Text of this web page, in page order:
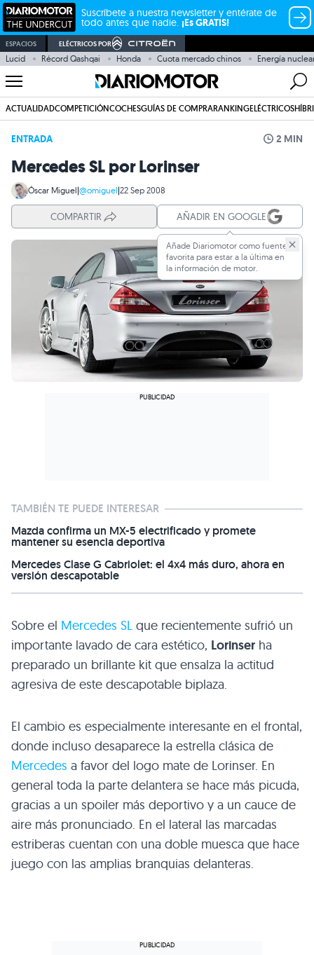
Suscríbete a nuestra newsletter y entérate de
todo antes que nadie. ¡Es GRATIS!
ESPACIOS ELÉCTRICOS POR
Lucid Récord Qashqai Honda Cuota mercado chinos Energía
ACTUALIDADCOMPETICIÓNCOCHESGUÍAS DE COMPRARANKINGELÉCTRICOS
ENTRADA 2 MIN
Mercedes SL por Lorinser
Óscar Miguel|@omiguel|22 Sep 2008
COMPARTIR AÑADIR EN GOOGLE
Añade Diariomotor como fuente
favorita para estar a la última en
la información de motor.
TAMBIÉN TE PUEDE INTERESAR
Mazda confirma un MX-5 electrificado y promete
mantener su esencia deportiva
Mercedes Clase G Cabriolet: el 4x4 más duro, ahora en
versión descapotable
Sobre el Mercedes SL que recientemente sufrió un
importante lavado de cara estético, Lorinser ha
preparado un brillante kit que ensalza la actitud
agresiva de este descapotable biplaza.
El cambio es especialmente interesante en el frontal,
donde incluso desaparece la estrella clásica de
Mercedes a favor del logo mate de Lorinser. En
general toda la parte delantera se hace más picuda,
gracias a un spoiler más deportivo y a un cauce de
aire más pronunciado. En el lateral las marcadas
estriberas cuentan con una doble muesca que hace
juego con las amplias branquias delanteras.